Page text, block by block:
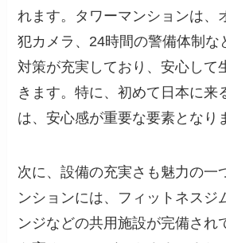
れます。タワーマンションは、
犯カメラ、24時間の警備体制な
対策が充実しており、安心して
きます。特に、初めて日本に来
は、安心感が重要な要素となり
次に、設備の充実さも魅力の一
ンションには、フィットネスジ
ンジなどの共用施設が完備され